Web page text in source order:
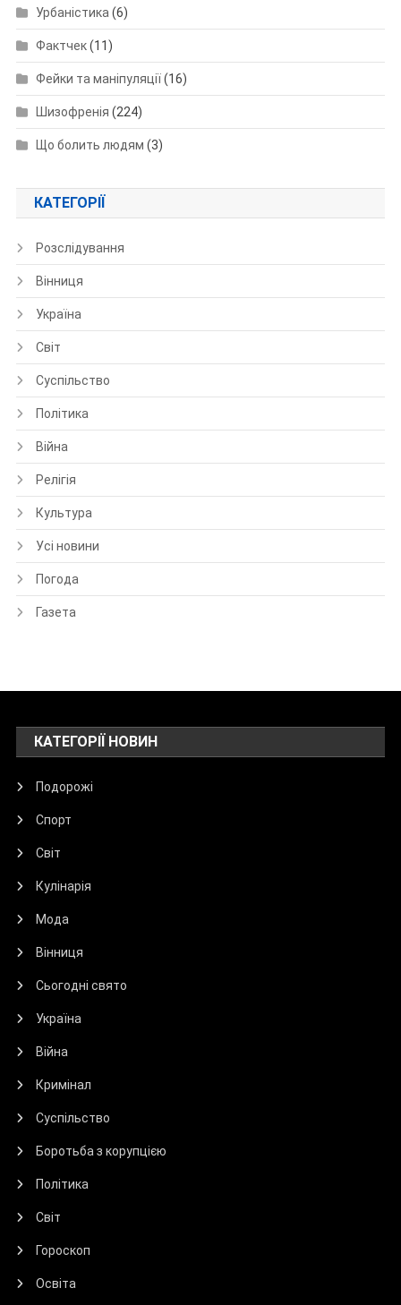
Урбаністика(6)
Фактчек(11)
Фейки та маніпуляції(16)
Шизофренія (224)
Що болить людям (3)
КАТЕГОРІЇ
Розслідування
Вінниця
Україна
Світ
Суспільство
Політика
Війна
Релігія
Культура
Усі новини
Погода
Газета
КАТЕГОРІЇ НОВИН
Подорожі
Спорт
Світ
Кулінарія
Мода
Вінниця
Сьогодні свято
Україна
Війна
Кримінал
Суспільство
Боротьба з корупцією
Політика
Світ
Гороскоп
Освіта